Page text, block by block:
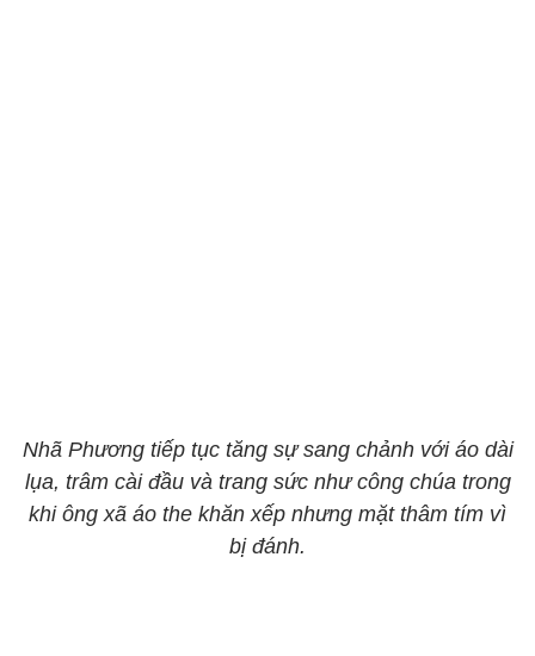
Nhã Phương tiếp tục tăng sự sang chảnh với áo dài
lụa, trâm cài đầu và trang sức như công chúa trong
khi ông xã áo the khăn xếp nhưng mặt thâm tím vì
bị đánh.